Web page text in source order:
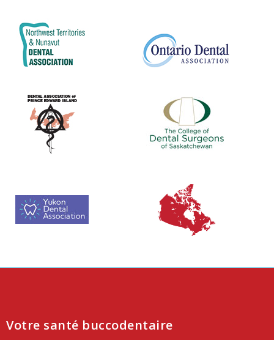
Votre santé buccodentaire